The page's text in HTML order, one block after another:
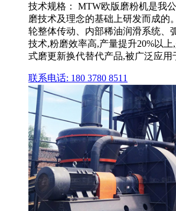
技术规格： MTW欧版磨粉机是我
磨技术及理念的基础上研发而成的
轮整体传动、内部稀油润滑系统、
技术,粉磨效率高,产量提升20%以
式磨更新换代替代产品,被广泛应用
联系电话: 180 3780 8511